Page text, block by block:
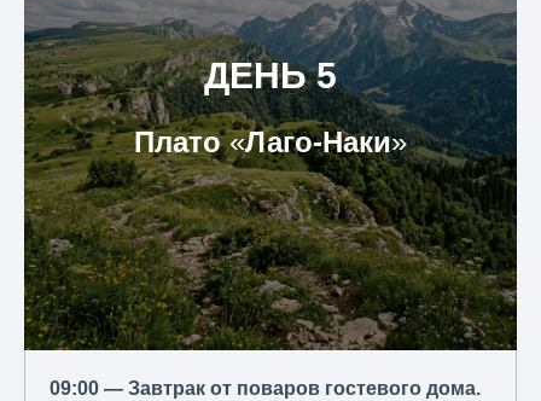
ДЕНЬ 5
Плато«Лаго-Наки»
09:00 — Завтрак от поваров гостевого дома.